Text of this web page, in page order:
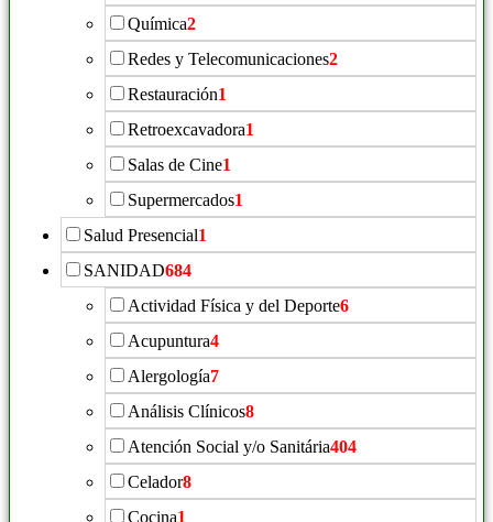
Química2
Redes y Telecomunicaciones2
Restauración1
Retroexcavadora1
Salas de Cine1
Supermercados1
Salud Presencial1
SANIDAD684
Actividad Física y del Deporte6
Acupuntura4
Alergología7
Análisis Clínicos8
Atención Social y/o Sanitária404
Celador8
Cocina1